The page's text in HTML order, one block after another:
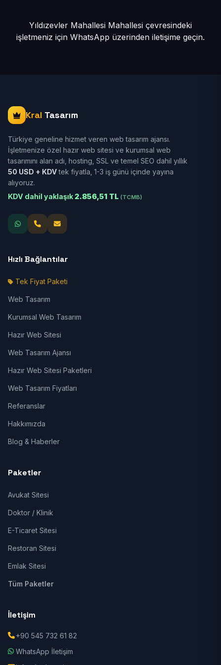
Yıldızevler Mahallesi Mahallesi çevresindeki
işletmeniz için WhatsApp üzerinden iletişime geçin.
Kral Tasarım
Türkiye geneline hizmet veren web tasarım ajansı.
İşletmenize özel hazır web sitesi ve kurumsal web
tasarımını alan adı, hosting, SSL ve temel SEO dahil yıllık
50 USD + KDVtek fiyatla, 1-3 iş günü içinde yayına
alıyoruz.
KDV dahil yaklaşık 2.856,51 TL (TCMB)
Hızlı Bağlantılar
Tek Fiyat Paketi
Web Tasarım
Kurumsal Web Tasarım
Hazır Web Sitesi
Web Tasarım Ajansı
Hazır Web Sitesi Paketleri
Web Tasarım Fiyatları
Referanslar
Hakkımızda
Blog & Haberler
Paketler
Avukat Sitesi
Doktor / Klinik
E-Ticaret Sitesi
Restoran Sitesi
Emlak Sitesi
Tüm Paketler
İletişim
+90 545 732 61 82
WhatsApp İletişim